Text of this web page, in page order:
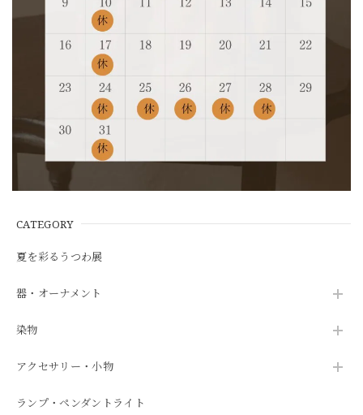
CATEGORY
夏を彩るうつわ展
器・オーナメント
染物
アクセサリー・小物
ランプ・ペンダントライト